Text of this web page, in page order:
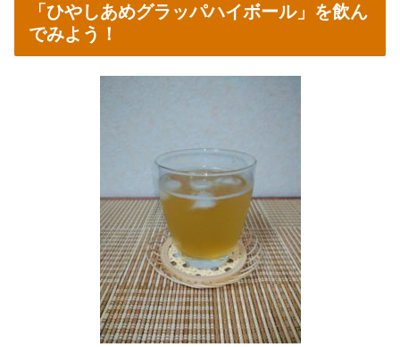
「ひやしあめグラッパハイボール」を飲ん
でみよう！